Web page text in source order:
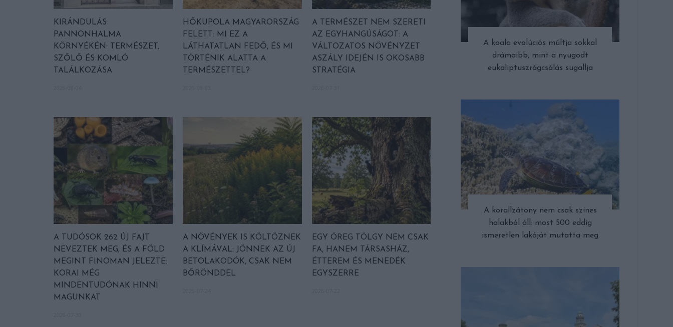
KIRÁNDULÁS
PANNONHALMA
KÖRNYÉKÉN: TERMÉSZET,
SZŐLŐ ÉS KOMLÓ
TALÁLKOZÁSA
HŐKUPOLA MAGYARORSZÁG
FELETT: MI EZ A
LÁTHATATLAN FEDŐ, ÉS MI
TÖRTÉNIK ALATTA A
TERMÉSZETTEL?
A TERMÉSZET NEM SZERETI
AZ EGYHANGÚSÁGOT: A
VÁLTOZATOS NÖVÉNYZET
ASZÁLY IDEJÉN IS OKOSABB
STRATÉGIA
A TUDÓSOK 262 ÚJ FAJT
NEVEZTEK MEG, ÉS A FÖLD
MEGINT FINOMAN JELEZTE:
KORAI MÉG
MINDENTUDÓNAK HINNI
MAGUNKAT
A NÖVÉNYEK IS KÖLTÖZNEK
A KLÍMÁVAL: JÖNNEK AZ ÚJ
BETOLAKODÓK, CSAK NEM
BŐRÖNDDEL
EGY ÖREG TÖLGY NEM CSAK
FA, HANEM TÁRSASHÁZ,
ÉTTEREM ÉS MENEDÉK
EGYSZERRE
A koala evolúciós múltja sokkal
drámaibb, mint a nyugodt
eukaliptuszrágcsálás sugallja
A korallzátony nem csak színes
halakból áll: most 500 eddig
ismeretlen lakóját mutatta meg